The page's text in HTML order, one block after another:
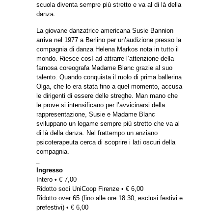
scuola diventa sempre più stretto e va al di là della
danza.
La giovane danzatrice americana Susie Bannion
arriva nel 1977 a Berlino per un’audizione presso la
compagnia di danza Helena Markos nota in tutto il
mondo. Riesce così ad attrarre l’attenzione della
famosa coreografa Madame Blanc grazie al suo
talento. Quando conquista il ruolo di prima ballerina
Olga, che lo era stata fino a quel momento, accusa
le dirigenti di essere delle streghe. Man mano che
le prove si intensificano per l’avvicinarsi della
rappresentazione, Susie e Madame Blanc
sviluppano un legame sempre più stretto che va al
di là della danza. Nel frattempo un anziano
psicoterapeuta cerca di scoprire i lati oscuri della
compagnia.
Ingresso
Intero • € 7,00
Ridotto soci UniCoop Firenze • € 6,00
Ridotto over 65 (fino alle ore 18.30, esclusi festivi e
prefestivi) • € 6,00